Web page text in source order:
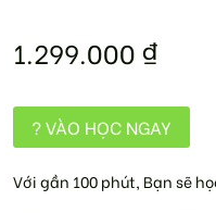
1.299.000 ₫
? VÀO HỌC NGAY
Với gần 100 phút, Bạn sẽ